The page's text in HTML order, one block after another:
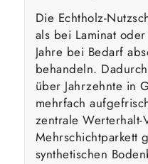
Die Echtholz-
als bei Laminat
Jahre bei Bedarf
behandeln.
über Jahrzehnte in
mehrfach
zentrale Werterhalt-
Mehrschichtparkett
synthetischen